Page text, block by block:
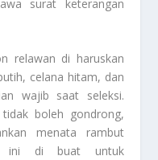
surat keterangan
relawan di haruskan
celana hitam, dan
wajib saat seleksi.
boleh gondrong,
menata rambut
ini di buat untuk